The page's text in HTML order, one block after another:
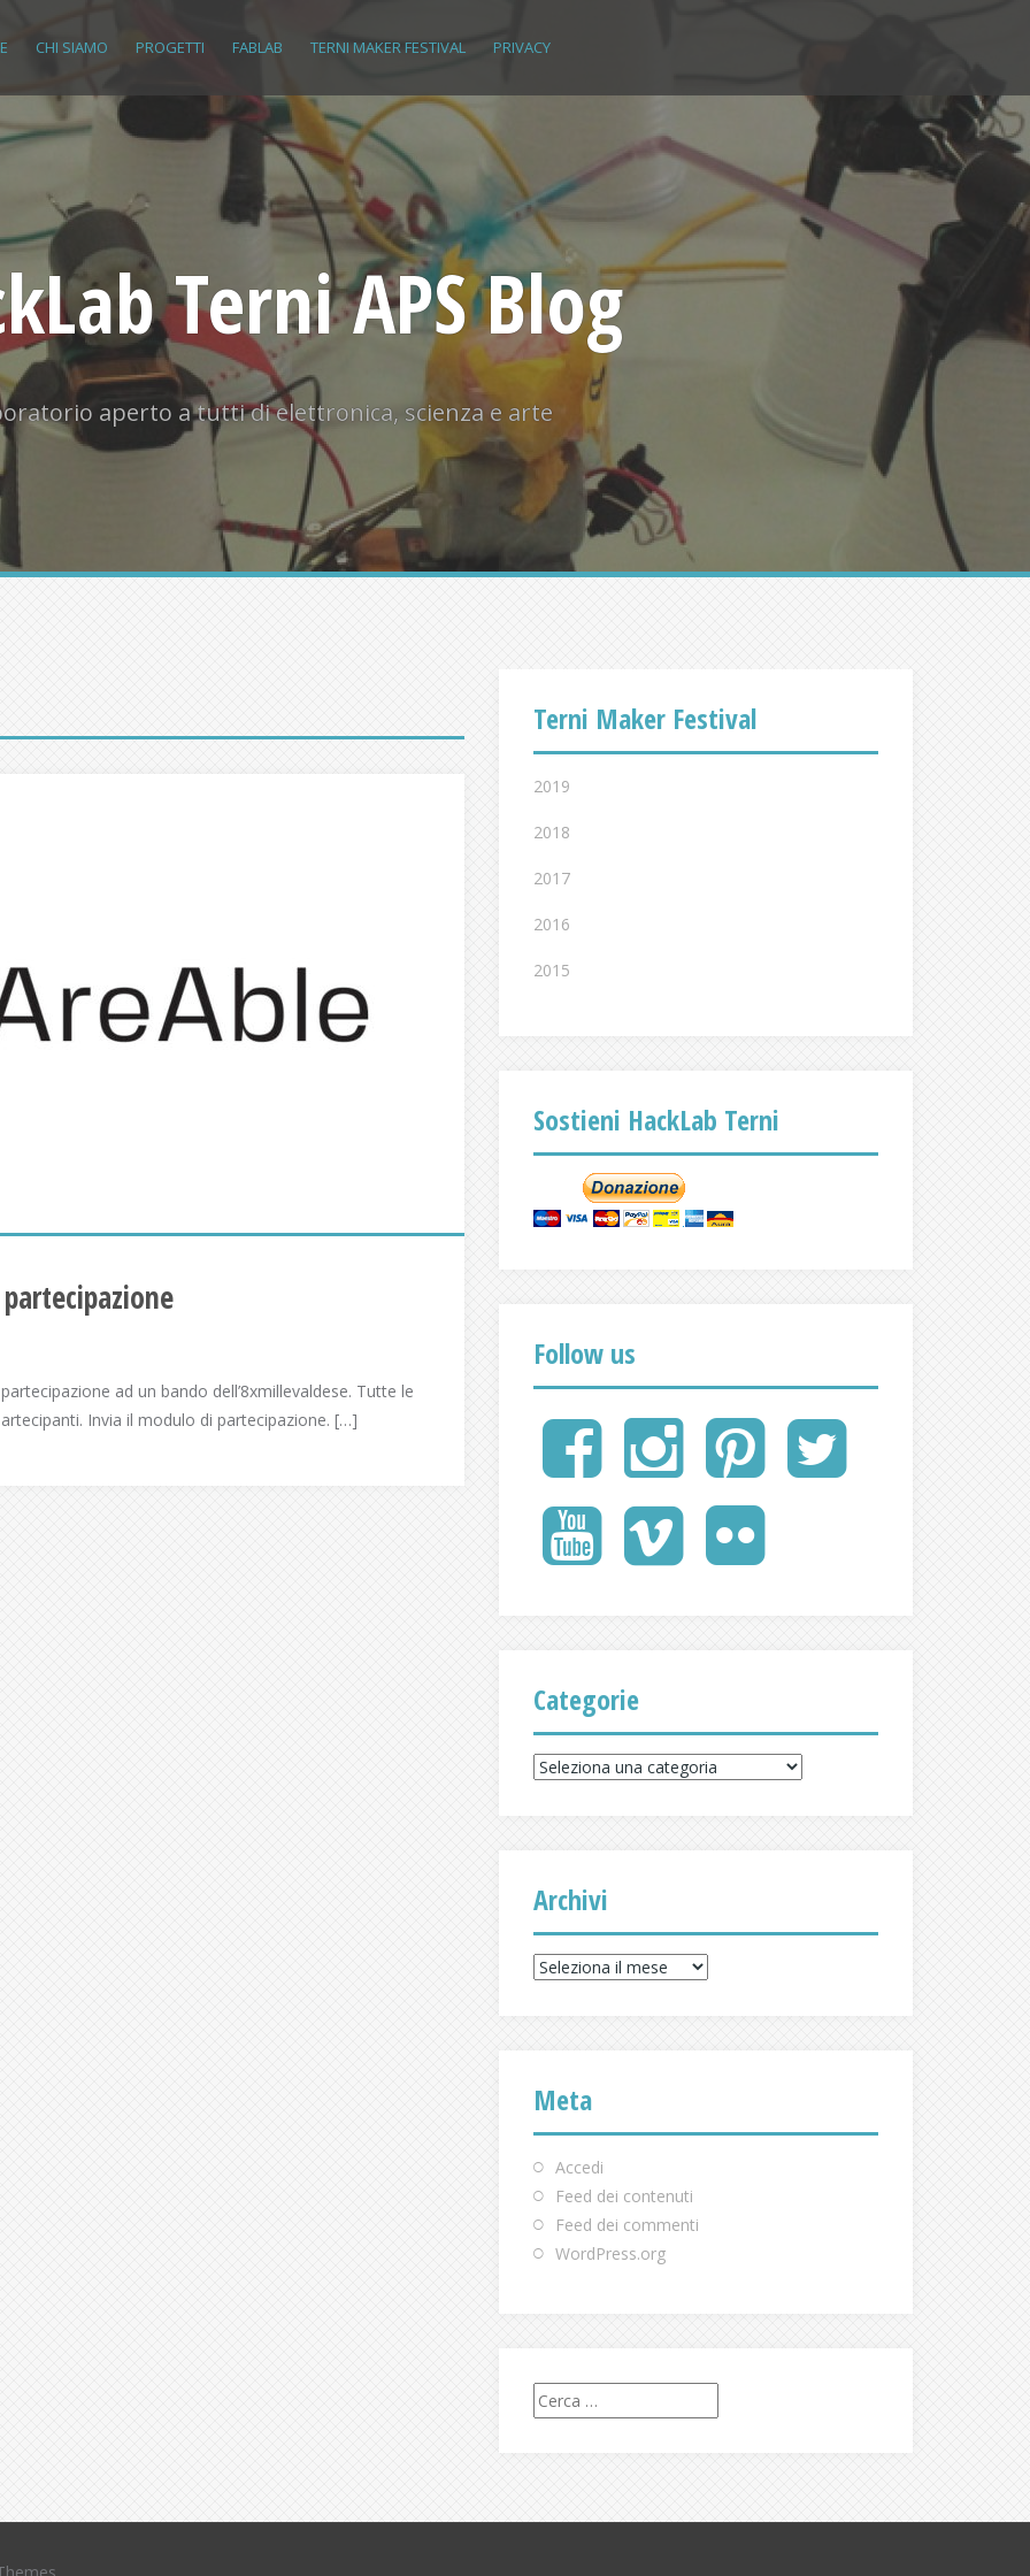
CHI SIAMO PROGETTI FABLAB TERNI MAKER FESTIVAL PRIVACY
Terni APS Blog
aperto a tutti di elettronica, scienza e arte
ad un bando dell’8xmillevaldese. Tutte le
Invia il modulo di partecipazione. […]
Terni Maker Festival
2019
2018
2017
2016
2015
Sostieni HackLab Terni
Follow us
FaceBook Instagram Pinterest Twitter
YouTube Vimeo Flickr
Categorie
Categorie
Archivi
Archivi
Meta
Accedi
Feed dei contenuti
Feed dei commenti
WordPress.org
Ricerca
per: